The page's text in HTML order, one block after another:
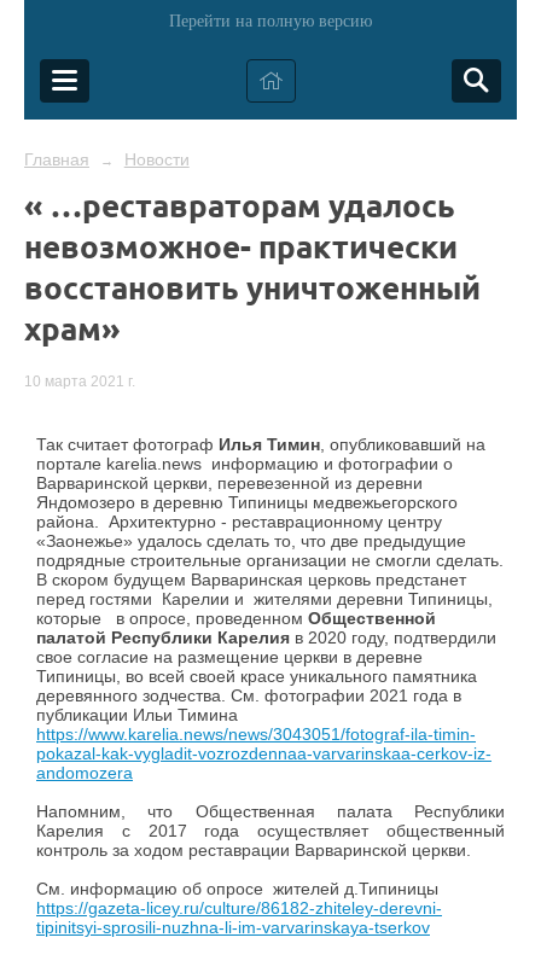
Перейти на полную версию
Главная → Новости
« …реставраторам удалось
невозможное- практически
восстановить уничтоженный
храм»
10 марта 2021 г.
Так считает фотограф Илья Тимин , опубликовавший на
портале karelia.news информацию и фотографии о
Варваринской церкви, перевезенной из деревни
Яндомозеро в деревню Типиницы медвежьегорского
района. Архитектурно - реставрационному центру
«Заонежье» удалось сделать то, что две предыдущие
подрядные строительные организации не смогли сделать.
В скором будущем Варваринская церковь предстанет
перед гостями Карелии и жителями деревни Типиницы,
которые в опросе, проведенном Общественной
палатой Республики Карелия в 2020 году, подтвердили
свое согласие на размещение церкви в деревне
Типиницы, во всей своей красе уникального памятника
деревянного зодчества. См. фотографии 2021 года в
публикации Ильи Тимина
https://www.karelia.news/news/3043051/fotograf-ila-timin-
pokazal-kak-vygladit-vozrozdennaa-varvarinskaa-cerkov-iz-
andomozera
Напомним, что Общественная палата Республики
Карелия с 2017 года осуществляет общественный
контроль за ходом реставрации Варваринской церкви.
См. информацию об опросе жителей д.Типиницы
https://gazeta-licey.ru/culture/86182-zhiteley-derevni-
tipinitsyi-sprosili-nuzhna-li-im-varvarinskaya-tserkov